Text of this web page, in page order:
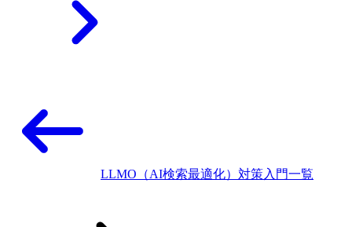
LLMO（AI検索最適化）対策入門一覧